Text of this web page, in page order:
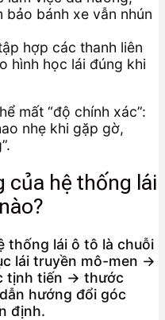
bánh xe vẫn nhún
hợp các thanh liên
hình học lái đúng khi
mất “độ chính xác”:
nhẹ khi gặp gờ,
của hệ thống lái
thống lái ô tô là chuỗi
lái truyền mô-men →
tịnh tiến → thước
hướng đổi góc
định.